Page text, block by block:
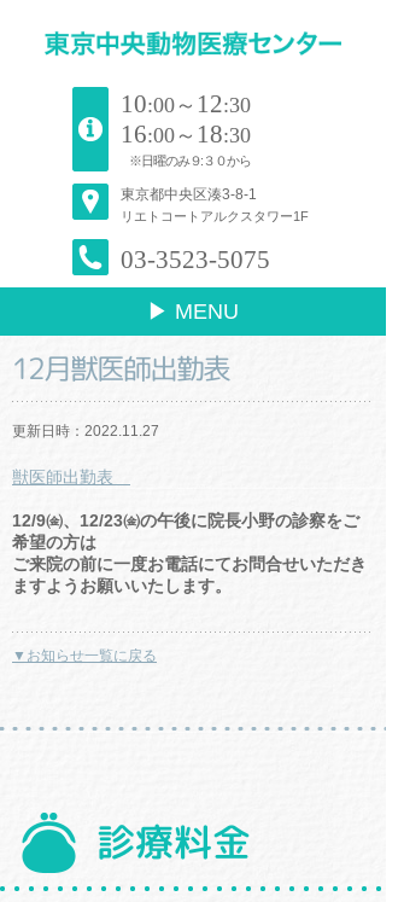
10:00～ 12:30
16:00～ 18:30
※日曜のみ９:３０から
東京都中央区湊3-8-1
リエトコートアルクスタワー1F
03-3523-5075
▶ MENU
12月獣医師出勤表
更新日時：2022.11.27
獣医師出勤表
12/9㈮、12/23㈮の午後に院長小野の診察をご
希望の方は
ご来院の前に一度お電話にてお問合せいただき
ますようお願いいたします。
▼お知らせ一覧に戻る
診療料金